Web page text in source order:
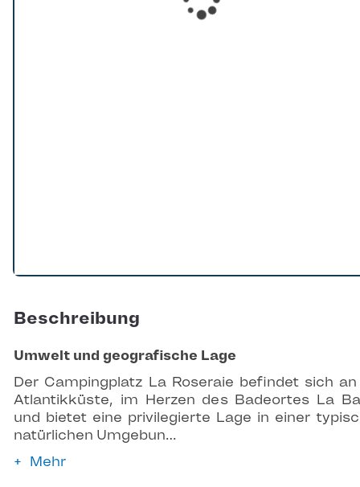
Beschreibung
Umwelt und geografische Lage
Der Campingplatz La Roseraie befindet sich
Atlantikküste, im Herzen des Badeortes La
und bietet eine privilegierte Lage in einer
natürlichen Umgebun…
Mehr